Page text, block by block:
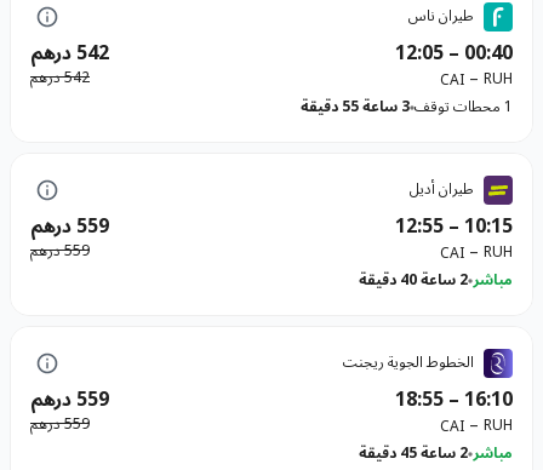
طيران ناس
00:40
–
12:05 542 درهم
RUH
–
CAI
542 درهم
1 محطات توقف
3 ساعة 55 دقيقة
طيران أديل
10:15
–
12:55 559 درهم
RUH
–
CAI
559 درهم
مباشر2 ساعة 40 دقيقة
الخطوط الجوية ريجنت
16:10
–
18:55 559 درهم
RUH
–
CAI
559 درهم
مباشر2 ساعة 45 دقيقة